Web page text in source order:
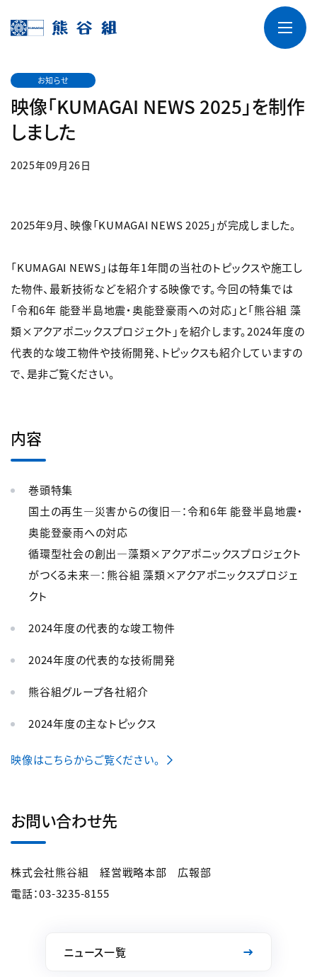
お知らせ
映像「KUMAGAI NEWS 2025」を制作
しました
2025年09月26日
2025年9月、映像「KUMAGAI NEWS 2025」が完成しました。
「KUMAGAI NEWS」は毎年1年間の当社のトピックスや施工し
た物件、最新技術などを紹介する映像です。今回の特集では
「令和6年 能登半島地震・奥能登豪雨への対応」と「熊谷組 藻
類×アクアポニックスプロジェクト」を紹介します。2024年度の
代表的な竣工物件や技術開発、トピックスも紹介していますの
で、是非ご覧ください。
内容
巻頭特集
国土の再生―災害からの復旧―：令和6年 能登半島地震・
奥能登豪雨への対応
循環型社会の創出―藻類×アクアポニックスプロジェクト
がつくる未来―：熊谷組 藻類×アクアポニックスプロジェ
クト
2024年度の代表的な竣工物件
2024年度の代表的な技術開発
熊谷組グループ各社紹介
2024年度の主なトピックス
映像はこちらからご覧ください。
お問い合わせ先
株式会社熊谷組 経営戦略本部 広報部
電話：03-3235-8155
ニュース一覧